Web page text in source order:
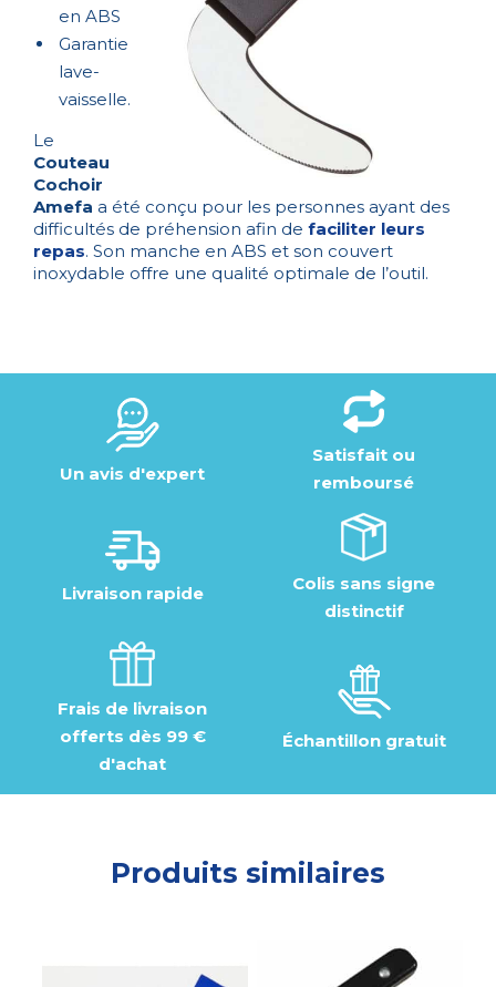
en ABS
Garantie
lave-
vaisselle.
Le
Couteau
Cochoir
Amefa a été conçu pour les personnes ayant des
difficultés de préhension afin de faciliter leurs
repas. Son manche en ABS et son couvert
inoxydable offre une qualité optimale de l’outil.
Un avis d'expert
Satisfait ou
remboursé
Livraison rapide
Colis sans signe
distinctif
Frais de livraison
offerts dès 99 €
d'achat
Échantillon gratuit
Produits similaires